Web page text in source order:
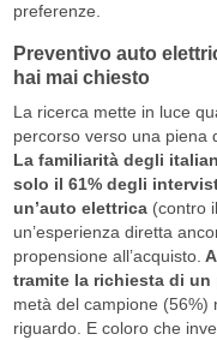
preferenze.
Preventivo auto
hai mai chiesto
La ricerca mette in luce
percorso verso una piena
La familiarità degli
solo il 61% degli
un’auto elettrica (contro
un’esperienza diretta
propensione all’acquisto.
tramite la richiesta di
metà del campione (56%)
riguardo. E coloro che